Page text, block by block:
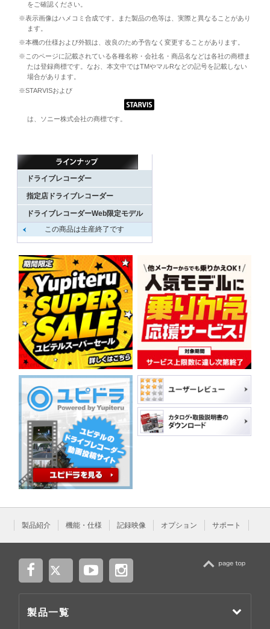
をご確認ください。
※表示画像はハメコミ合成です。また製品の色等は、実際と異なることがあり
ます。
※本機の仕様および外観は、改良のため予告なく変更することがあります。
※このページに記載されている各種名称・会社名・商品名などは各社の商標ま
たは登録商標です。なお、本文中ではTMやマルRなどの記号を記載しない
場合があります。
※STARVISおよび
は、ソニー株式会社の商標です。
ドライブレコーダー
指定店ドライブレコーダー
ドライブレコーダーWeb限定モデル
この商品は生産終了です
製品紹介 機能・仕様 記録映像 オプション サポート
製品一覧